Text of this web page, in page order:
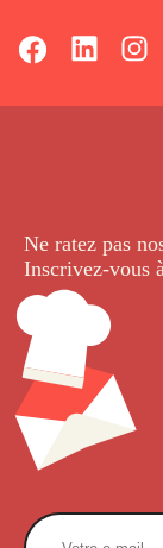
Ne ratez pas
Inscrivez-vous